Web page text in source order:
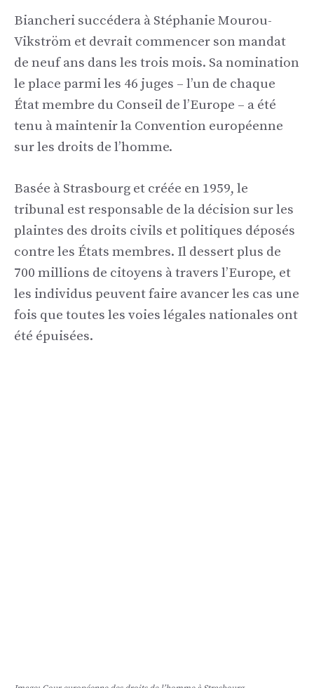
Biancheri succédera à Stéphanie Mourou-
Vikström et devrait commencer son mandat
de neuf ans dans les trois mois. Sa nomination
le place parmi les 46 juges – l’un de chaque
État membre du Conseil de l’Europe – a été
tenu à maintenir la Convention européenne
sur les droits de l’homme.
Basée à Strasbourg et créée en 1959, le
tribunal est responsable de la décision sur les
plaintes des droits civils et politiques déposés
contre les États membres. Il dessert plus de
700 millions de citoyens à travers l’Europe, et
les individus peuvent faire avancer les cas une
fois que toutes les voies légales nationales ont
été épuisées.